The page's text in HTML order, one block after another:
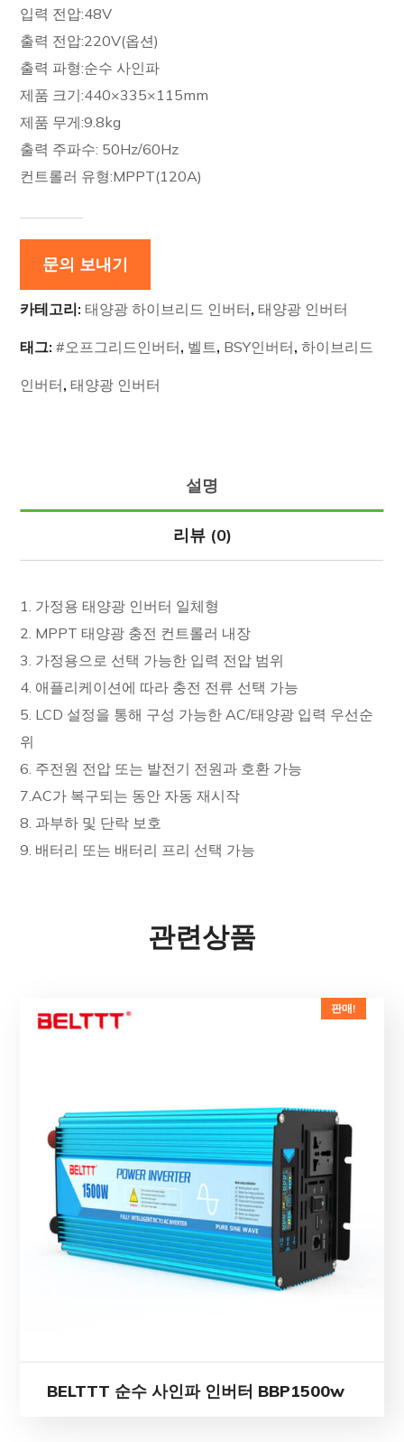
입력 전압:48V
출력 전압:220V(옵션)
출력 파형:순수 사인파
제품 크기:440×335×115mm
제품 무게:9.8kg
출력 주파수: 50Hz/60Hz
컨트롤러 유형:MPPT(120A)
문의 보내기
카테고리:태양광 하이브리드 인버터,태양광 인버터
태그:#오프그리드인버터, 벨트 , BSY인버터,하이브리드
인버터,태양광 인버터
설명
리뷰 (0)
1. 가정용 태양광 인버터 일체형
2. MPPT 태양광 충전 컨트롤러 내장
3. 가정용으로 선택 가능한 입력 전압 범위
4. 애플리케이션에 따라 충전 전류 선택 가능
5. LCD 설정을 통해 구성 가능한 AC/태양광 입력 우선순
위
6. 주전원 전압 또는 발전기 전원과 호환 가능
7.AC가 복구되는 동안 자동 재시작
8. 과부하 및 단락 보호
9. 배터리 또는 배터리 프리 선택 가능
관련상품
판매!
BELTTT 순수 사인파 인버터 BBP1500w